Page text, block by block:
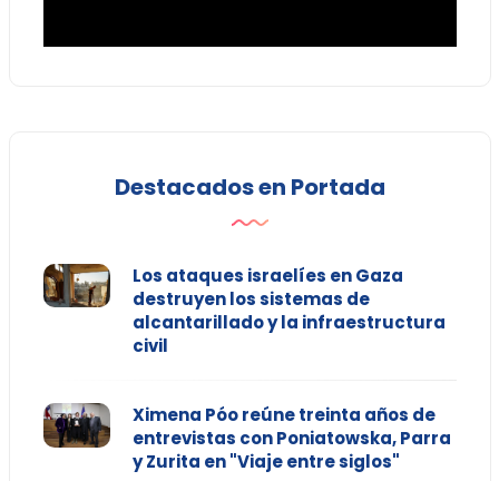
Destacados en Portada
Los ataques israelíes en Gaza
destruyen los sistemas de
alcantarillado y la infraestructura
civil
Ximena Póo reúne treinta años de
entrevistas con Poniatowska, Parra
y Zurita en "Viaje entre siglos"